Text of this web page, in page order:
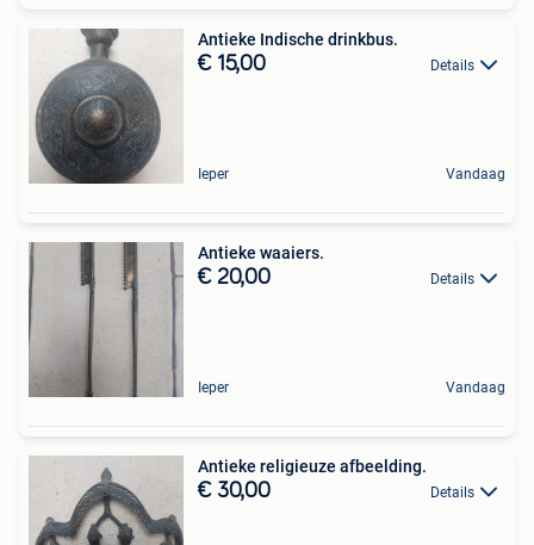
Antieke Indische drinkbus.
€ 15,00 Details
Ieper Vandaag
Antieke waaiers.
€ 20,00 Details
Ieper Vandaag
Antieke religieuze afbeelding.
€ 30,00 Details